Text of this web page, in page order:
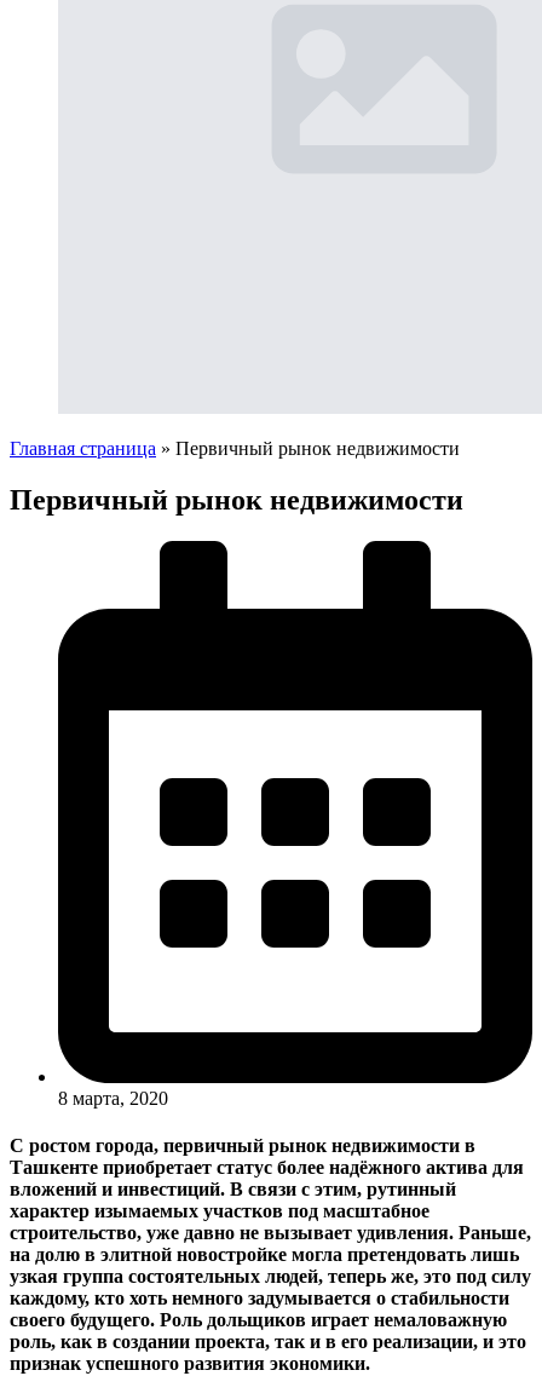
Главная страница » Первичный рынок недвижимости
Первичный рынок недвижимости
8 марта, 2020
С ростом города, первичный рынок недвижимости в
Ташкенте приобретает статус более надёжного актива для
вложений и инвестиций. В связи с этим, рутинный
характер изымаемых участков под масштабное
строительство, уже давно не вызывает удивления. Раньше,
на долю в элитной новостройке могла претендовать лишь
узкая группа состоятельных людей, теперь же, это под силу
каждому, кто хоть немного задумывается о стабильности
своего будущего. Роль дольщиков играет немаловажную
роль, как в создании проекта, так и в его реализации, и это
признак успешного развития экономики.